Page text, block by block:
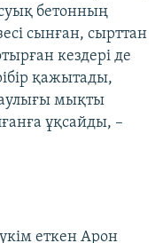
бетонның
сынған, сырттан
кездері де
қажытады,
мықты
ұқсайды, –
еткен Арон